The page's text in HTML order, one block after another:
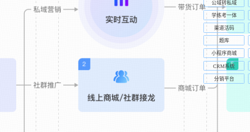
公域转私域
学练考一体
渠道活码
题库
小程序商城
CRM系统
分销平台